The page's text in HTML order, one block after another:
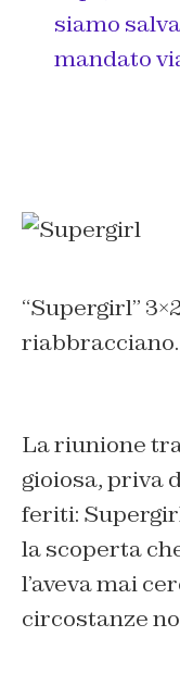
siamo
mandato
“Supergirl”
riabbracciano.
La riunione
gioiosa, priva
feriti:
la scoperta
l’aveva mai
circostanze